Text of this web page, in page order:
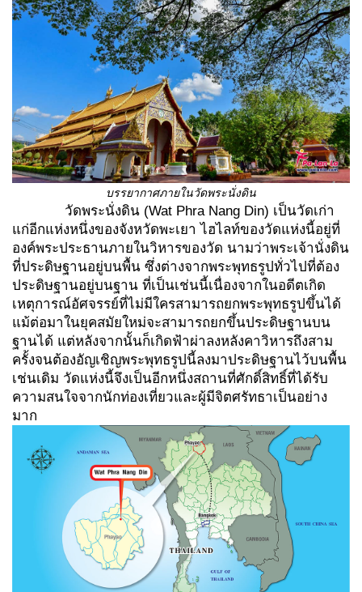
บรรยากาศภายในวัดพระนั่งดิน
วัดพระนั่งดิน (Wat Phra Nang Din) เป็นวัดเก่า
แก่อีกแห่งหนึ่งของจังหวัดพะเยา ไฮไลท์ของวัดแห่งนี้อยู่ที่
องค์พระประธานภายในวิหารของวัด นามว่าพระเจ้านั่งดิน
ที่ประดิษฐานอยู่บนพื้น ซึ่งต่างจากพระพุทธรูปทั่วไปที่ต้อง
ประดิษฐานอยู่บนฐาน ที่เป็นเช่นนี้เนื่องจากในอดีตเกิด
เหตุการณ์อัศจรรย์ที่ไม่มีใครสามารถยกพระพุทธรูปขึ้นได้
แม้ต่อมาในยุคสมัยใหม่จะสามารถยกขึ้นประดิษฐานบน
ฐานได้ แต่หลังจากนั้นก็เกิดฟ้าผ่าลงหลังคาวิหารถึงสาม
ครั้งจนต้องอัญเชิญพระพุทธรูปนี้ลงมาประดิษฐานไว้บนพื้น
เช่นเดิม วัดแห่งนี้จึงเป็นอีกหนึ่งสถานที่ศักดิ์สิทธิ์ที่ได้รับ
ความสนใจจากนักท่องเที่ยวและผู้มีจิตศรัทธาเป็นอย่าง
มาก